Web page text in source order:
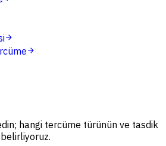
arrow_forward
arrow_forward
hangi tercüme türünün ve tasdik
belirliyoruz.